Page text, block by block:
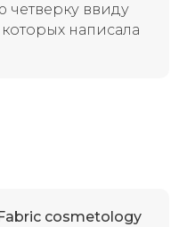
четверку ввиду
написала
cosmetology